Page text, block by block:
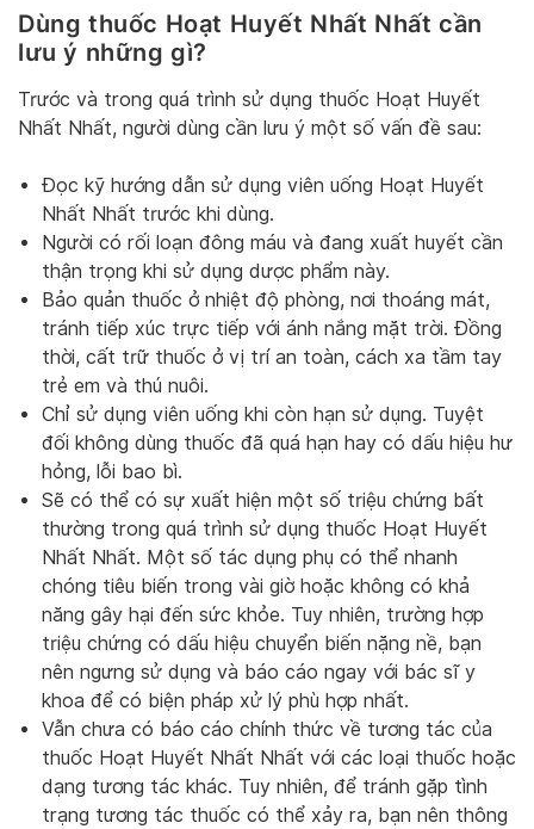
Dùng thuốc Hoạt Huyết Nhất Nhất cần
lưu ý những gì?
Trước và trong quá trình sử dụng thuốc Hoạt Huyết
Nhất Nhất, người dùng cần lưu ý một số vấn đề sau:
Đọc kỹ hướng dẫn sử dụng viên uống Hoạt Huyết
Nhất Nhất trước khi dùng.
Người có rối loạn đông máu và đang xuất huyết cần
thận trọng khi sử dụng dược phẩm này.
Bảo quản thuốc ở nhiệt độ phòng, nơi thoáng mát,
tránh tiếp xúc trực tiếp với ánh nắng mặt trời. Đồng
thời, cất trữ thuốc ở vị trí an toàn, cách xa tầm tay
trẻ em và thú nuôi.
Chỉ sử dụng viên uống khi còn hạn sử dụng. Tuyệt
đối không dùng thuốc đã quá hạn hay có dấu hiệu hư
hỏng, lỗi bao bì.
Sẽ có thể có sự xuất hiện một số triệu chứng bất
thường trong quá trình sử dụng thuốc Hoạt Huyết
Nhất Nhất. Một số tác dụng phụ có thể nhanh
chóng tiêu biến trong vài giờ hoặc không có khả
năng gây hại đến sức khỏe. Tuy nhiên, trường hợp
triệu chứng có dấu hiệu chuyển biến nặng nề, bạn
nên ngưng sử dụng và báo cáo ngay với bác sĩ y
khoa để có biện pháp xử lý phù hợp nhất.
Vẫn chưa có báo cáo chính thức về tương tác của
thuốc Hoạt Huyết Nhất Nhất với các loại thuốc hoặc
dạng tương tác khác. Tuy nhiên, để tránh gặp tình
trạng tương tác thuốc có thể xảy ra, bạn nên thông